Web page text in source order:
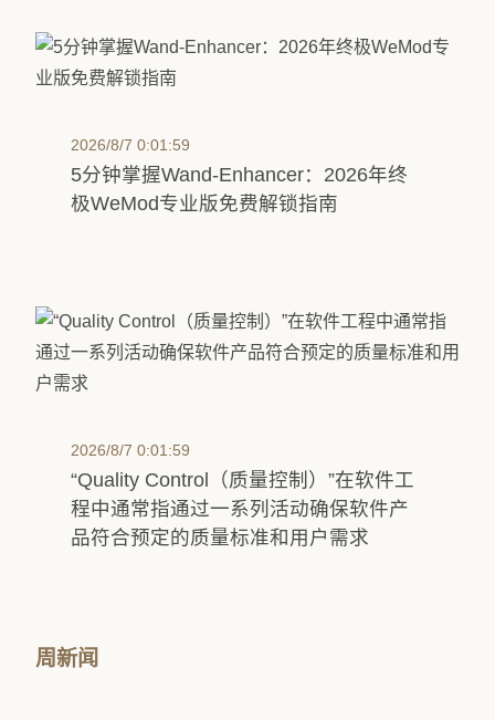
2026/8/7 0:01:59
5分钟掌握Wand-Enhancer：2026年终
极WeMod专业版免费解锁指南
2026/8/7 0:01:59
“Quality Control（质量控制）”在软件工
程中通常指通过一系列活动确保软件产
品符合预定的质量标准和用户需求
周新闻